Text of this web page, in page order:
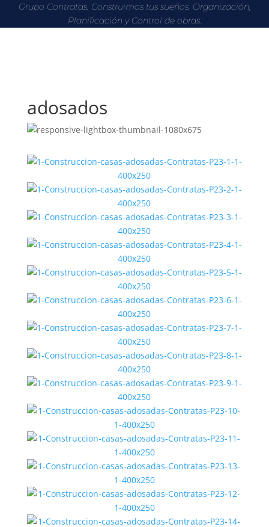
Grupo Contratas. Construimos tus sueños. Organización,
Planificación y Control de obras.
adosados